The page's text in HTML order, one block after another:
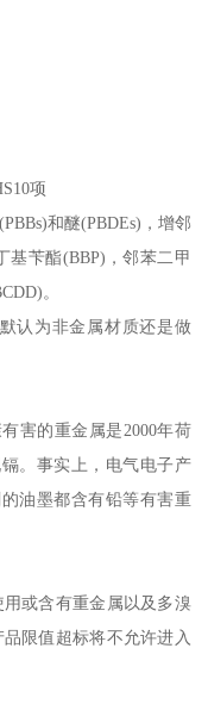
项
和醚(PBDEs)，增邻
基苄酯(BBP)，邻苯二甲
。
认为非金属材质还是做
害的重金属是2000年荷
。事实上，电气电子产
油墨都含有铅等有害重
用或含有重金属以及多溴
限值超标将不允许进入